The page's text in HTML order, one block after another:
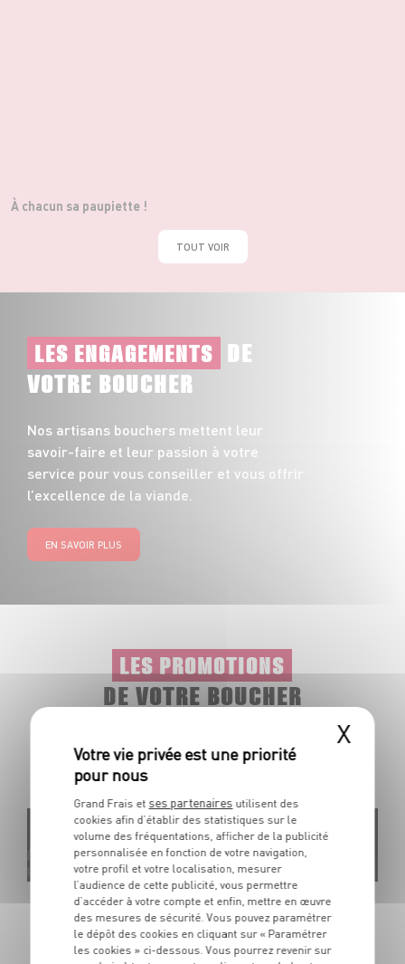
À chacun sa paupiette !
TOUT VOIR
LES ENGAGEMENTS DE
VOTRE BOUCHER
Nos artisans bouchers mettent leur
savoir-faire et leur passion à votre
service pour vous conseiller et vous offrir
l’excellence de la viande.
EN SAVOIR PLUS
LES PROMOTIONS
DE VOTRE BOUCHER
Profitez au mieux de nos viandes et plats préparés, grâce
à nos offres promotionnelles disponibles toute l’année.
Élaboré en
Assortiment barbecue
Chipolatas nature, chipolatas aux herbes et merguez. À griller
Dans la limite des stocks disponibles
X
Grand Frais et ses partenaires utilisent des
cookies afin d’établir des statistiques sur le
volume des fréquentations, afficher de la publicité
personnalisée en fonction de votre navigation,
votre profil et votre localisation, mesurer
l’audience de cette publicité, vous permettre
d’accéder à votre compte et enfin, mettre en œuvre
des mesures de sécurité. Vous pouvez paramétrer
le dépôt des cookies en cliquant sur « Paramétrer
les cookies » ci-dessous. Vous pourrez revenir sur